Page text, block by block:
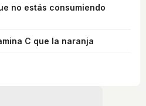
no estás consumiendo
C que la naranja